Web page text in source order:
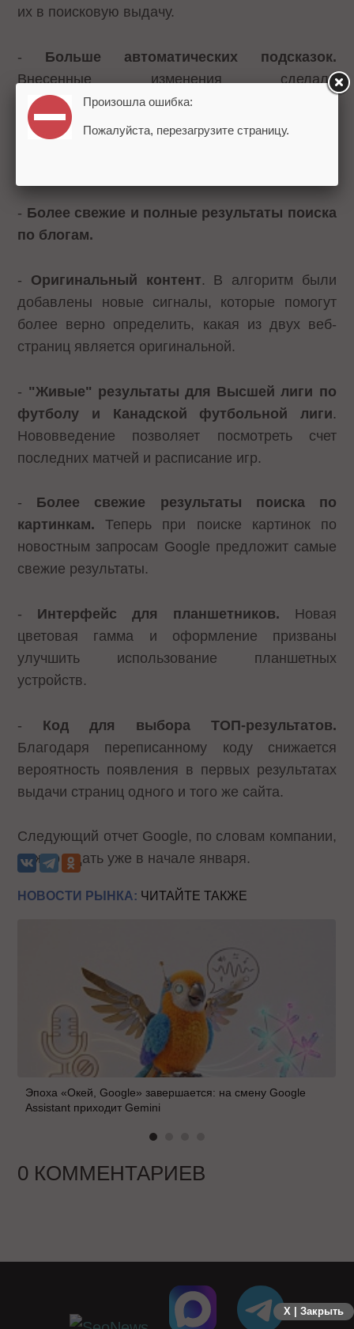
их в поисковую выдачу.
- Больше автоматических подсказок.
Внесенные изменения сделали
автоматические подсказки более гибкими,
однако, не настолько, чтобы увести
- Более свежие и полные результаты поиска
по блогам.
- Оригинальный контент. В алгоритм были
добавлены новые сигналы, которые помогут
более верно определить, какая из двух веб-
страниц является оригинальной.
- "Живые" результаты для Высшей лиги по
футболу и Канадской футбольной лиги.
Нововведение позволяет посмотреть счет
последних матчей и расписание игр.
- Более свежие результаты поиска по
картинкам. Теперь при поиске картинок по
новостным запросам Google предложит самые
свежие результаты.
- Интерфейс для планшетников. Новая
цветовая гамма и оформление призваны
улучшить использование планшетных
устройств.
- Код для выбора ТОП-результатов.
Благодаря переписанному коду снижается
вероятность появления в первых результатах
выдачи страниц одного и того же сайта.
Следующий отчет Google, по словам компании,
можно ждать уже в начале января.
НОВОСТИ РЫНКА: ЧИТАЙТЕ ТАКЖЕ
Эпоха «Окей, Google» завершается: на смену Google
Assistant приходит Gemini
0 КОММЕНТАРИЕВ
X | Закрыть
Произошла ошибка:
Пожалуйста, перезагрузите страницу.